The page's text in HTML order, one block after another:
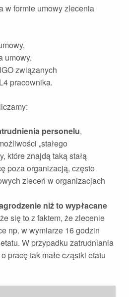
w formie umowy zlecenia
umowy,
związanych
pracownika.
personelu,
„stałego
które znajdą taką stałą
poza organizacją, często
zleceń w organizacjach
niż to wypłacane
się to z faktem, że zlecenie
np. w wymiarze 16 godzin
W przypadku zatrudniania
pracę tak małe cząstki etatu